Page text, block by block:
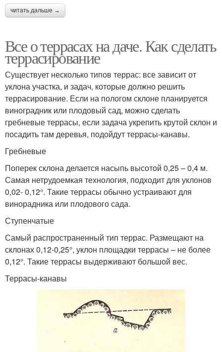
читать дальше →
Все о террасах на даче. Как сделать
террасирование
Существует несколько типов террас: все зависит от
уклона участка, и задач, которые должно решить
террасирование. Если на пологом склоне планируется
виноградник или плодовый сад, можно сделать
гребневые террасы, если задача укрепить крутой склон и
посадить там деревья, подойдут террасы-канавы.
Гребневые
Поперек склона делается насыпь высотой 0,25 – 0,4 м.
Самая нетрудоемкая технология, подходит для уклонов
0,02- 0,12°. Такие террасы обычно устраивают для
винорадника или плодового сада.
Ступенчатые
Самый распространенный тип террас. Размещают на
склонах 0,12-0,25°, уклон площадки террасы – не более
0,12°. Такие террасы выдерживают большой вес.
Террасы-канавы